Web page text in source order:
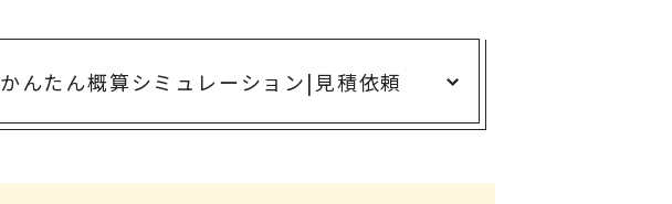
安全大会ノベルティ・記念品特集
インバウンド･外国人観光客向け特集
かんたん概算シミュレーション| 見積依頼